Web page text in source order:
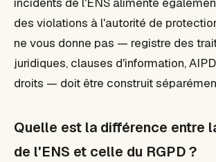
des violations à l'autorité de
ne vous donne pas — registre des
juridiques, clauses d'information,
droits — doit être construit
Quelle est la différence entre
de l'ENS et celle du RGPD ?